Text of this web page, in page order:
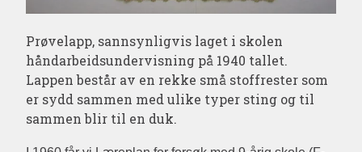
Prøvelapp, sannsynligvis laget i skolen
håndarbeidsundervisning på 1940 tallet.
Lappen består av en rekke små stoffrester som
er sydd sammen med ulike typer sting og til
sammen blir til en duk.